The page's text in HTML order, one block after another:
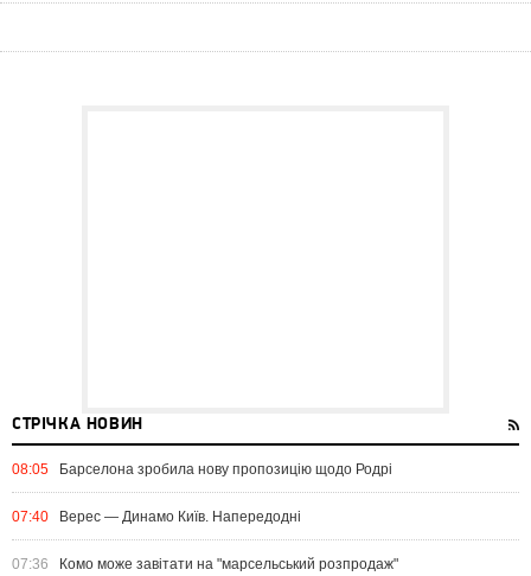
СТРІЧКА НОВИН
08:05 Барселона зробила нову пропозицію щодо Родрі
07:40 Верес — Динамо Київ. Напередодні
07:36 Комо може завітати на "марсельський розпродаж"